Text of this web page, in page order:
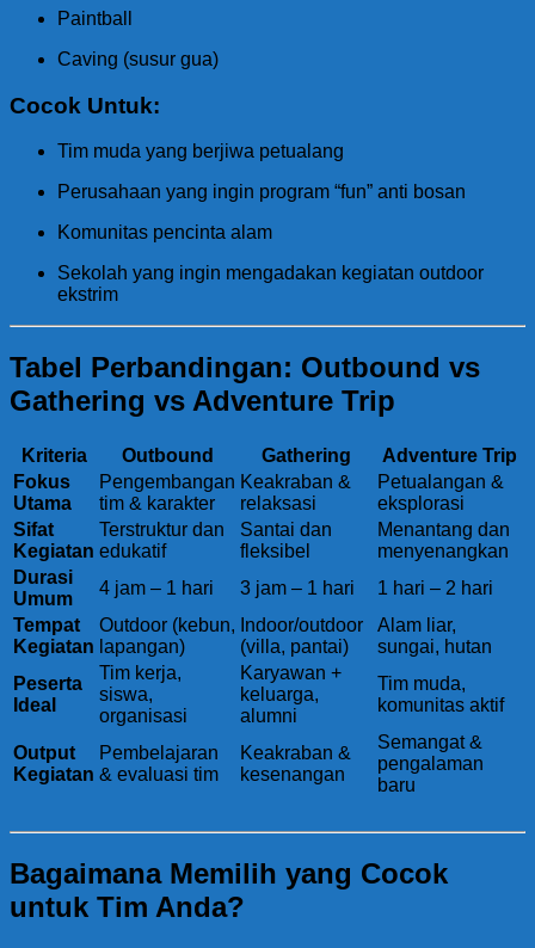
Paintball
Caving (susur gua)
Cocok Untuk:
Tim muda yang berjiwa petualang
Perusahaan yang ingin program “fun” anti bosan
Komunitas pencinta alam
Sekolah yang ingin mengadakan kegiatan outdoor
ekstrim
Tabel Perbandingan: Outbound vs
Gathering vs Adventure Trip
Kriteria Outbound Gathering
Adventure Trip
Fokus
Utama
Pengembangan
tim & karakter
Keakraban &
relaksasi
Petualangan &
eksplorasi
Sifat
Kegiatan
Terstruktur dan
edukatif
Santai dan
fleksibel
Menantang dan
menyenangkan
Durasi
Umum
4 jam – 1 hari 3 jam – 1 hari
1 hari – 2 hari
Tempat
Kegiatan
Outdoor (kebun,
lapangan)
Indoor/outdoor
(villa, pantai)
Alam liar,
sungai, hutan
Peserta
Ideal
Tim kerja,
siswa,
organisasi
Karyawan +
keluarga,
alumni
Tim muda,
komunitas aktif
Output
Kegiatan
Pembelajaran
& evaluasi tim
Keakraban &
kesenangan
Semangat &
pengalaman
baru
Bagaimana Memilih yang Cocok
untuk Tim Anda?